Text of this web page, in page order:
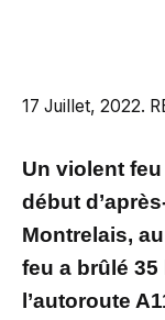
17 Juillet, 2022.
Un violent
début
Montrelais,
feu a brûlé
l’autoroute